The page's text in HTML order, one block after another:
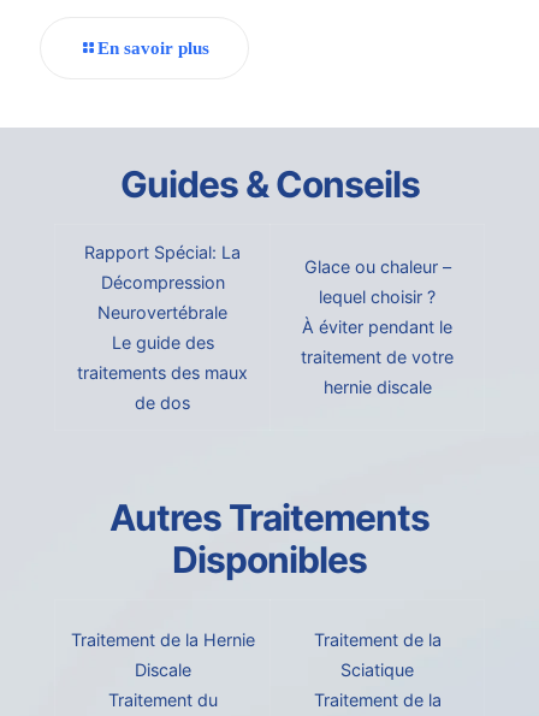
En savoir plus
Guides & Conseils
Rapport Spécial: La
Décompression
Neurovertébrale
Le guide des
traitements des maux
de dos
Glace ou chaleur –
lequel choisir ?
À éviter pendant le
traitement de votre
hernie discale
Autres Traitements
Disponibles
Traitement de la Hernie
Discale
Traitement du
Traitement de la
Sciatique
Traitement de la